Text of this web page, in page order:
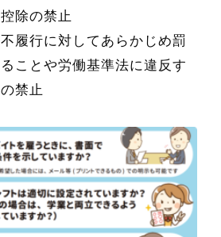
除の禁止
履行に対してあらかじめ罰
ことや労働基準法に違反す
禁止